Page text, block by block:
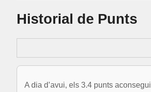
Historial de Punts
A dia d’avui, els 3.4 punts